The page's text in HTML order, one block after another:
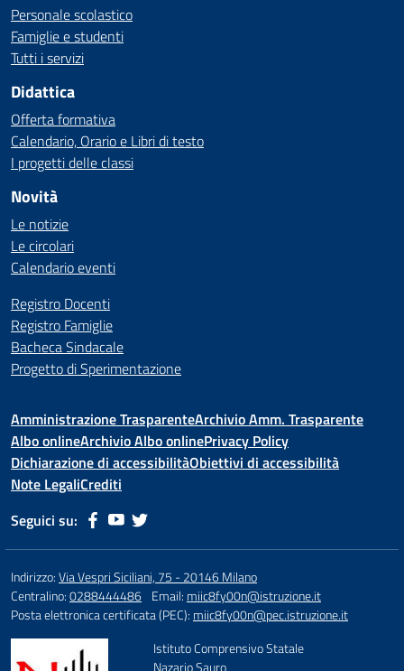
Personale scolastico
Famiglie e studenti
Tutti i servizi
Didattica
Offerta formativa
Calendario, Orario e Libri di testo
I progetti delle classi
Novità
Le notizie
Le circolari
Calendario eventi
Registro Docenti
Registro Famiglie
Bacheca Sindacale
Progetto di Sperimentazione
Amministrazione TrasparenteArchivio Amm. Trasparente
Albo onlineArchivio Albo onlinePrivacy Policy
Dichiarazione di accessibilitàObiettivi di accessibilità
Note LegaliCrediti
Seguici su:
Indirizzo:Via Vespri Siciliani, 75 - 20146 Milano
Centralino:0288444486 Email: miic8fy00n@istruzione.it
Posta elettronica certificata (PEC): miic8fy00n@pec.istruzione.it
Istituto Comprensivo Statale
Nazario Sauro